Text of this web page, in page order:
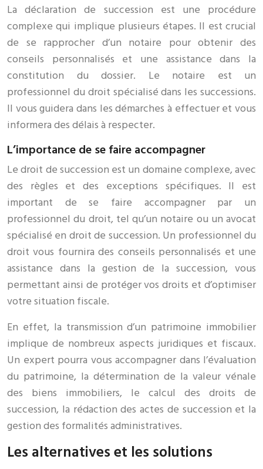
La déclaration de succession est une procédure
complexe qui implique plusieurs étapes. Il est crucial
de se rapprocher d’un notaire pour obtenir des
conseils personnalisés et une assistance dans la
constitution du dossier. Le notaire est un
professionnel du droit spécialisé dans les successions.
Il vous guidera dans les démarches à effectuer et vous
informera des délais à respecter.
L’importance de se faire accompagner
Le droit de succession est un domaine complexe, avec
des règles et des exceptions spécifiques. Il est
important de se faire accompagner par un
professionnel du droit, tel qu’un notaire ou un avocat
spécialisé en droit de succession. Un professionnel du
droit vous fournira des conseils personnalisés et une
assistance dans la gestion de la succession, vous
permettant ainsi de protéger vos droits et d’optimiser
votre situation fiscale.
En effet, la transmission d’un patrimoine immobilier
implique de nombreux aspects juridiques et fiscaux.
Un expert pourra vous accompagner dans l’évaluation
du patrimoine, la détermination de la valeur vénale
des biens immobiliers, le calcul des droits de
succession, la rédaction des actes de succession et la
gestion des formalités administratives.
Les alternatives et les solutions